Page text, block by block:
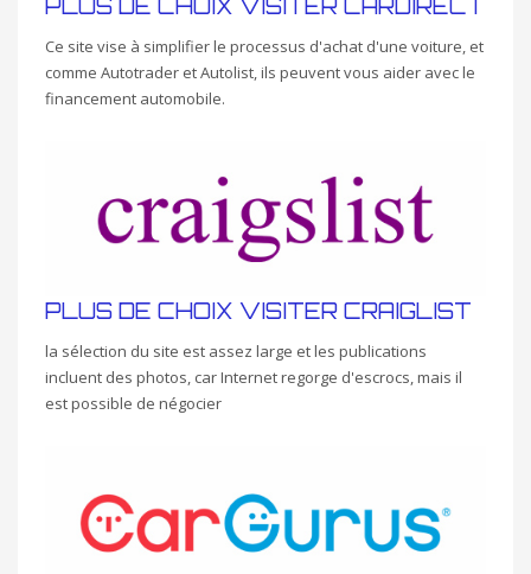
PLUS DE CHOIX VISITER CARDIRECT
Ce site vise à simplifier le processus d'achat d'une voiture, et
comme Autotrader et Autolist, ils peuvent vous aider avec le
financement automobile.
PLUS DE CHOIX VISITER CRAIGLIST
la sélection du site est assez large et les publications
incluent des photos, car Internet regorge d'escrocs, mais il
est possible de négocier